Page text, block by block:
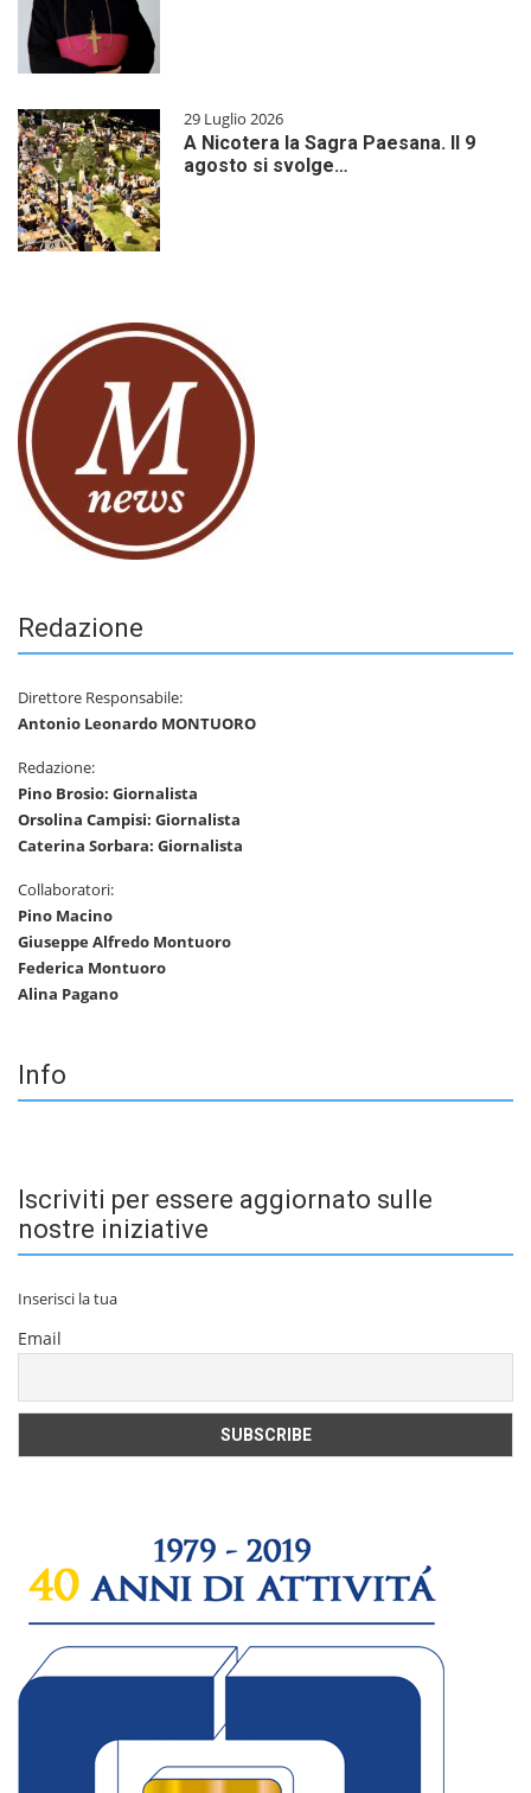
29 Luglio 2026
A Nicotera la Sagra Paesana. Il 9
agosto si svolge…
Redazione
Direttore Responsabile:
Antonio Leonardo MONTUORO
Redazione:
Pino Brosio: Giornalista
Orsolina Campisi: Giornalista
Caterina Sorbara: Giornalista
Collaboratori:
Pino Macino
Giuseppe Alfredo Montuoro
Federica Montuoro
Alina Pagano
Info
Iscriviti per essere aggiornato sulle
nostre iniziative
Inserisci la tua
Email